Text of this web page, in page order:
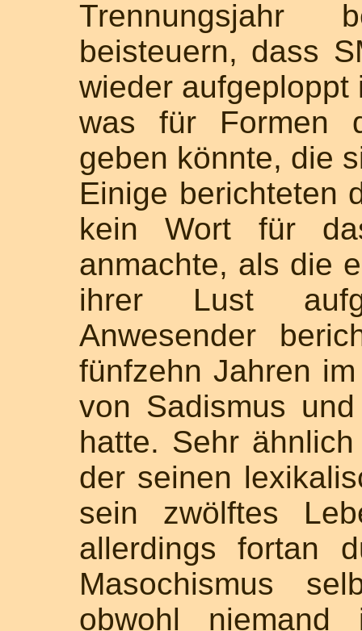
Trennungsjahr
beisteuern, dass
wieder
was für Formen
geben könnte, die
Einige berichteten
kein Wort für
anmachte, als die
ihrer Lust
Anwesender
fünfzehn Jahren
von Sadismus
hatte. Sehr
der seinen
sein zwölftes
allerdings fortan
Masochismus
obwohl